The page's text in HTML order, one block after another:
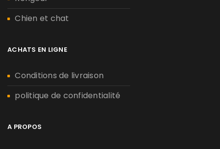
Chien et chat
ACHATS EN LIGNE
Conditions de livraison
politique de confidentialité
A PROPOS